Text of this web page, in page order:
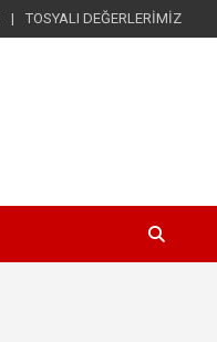
TOSYALI DEĞERLERİMİZ